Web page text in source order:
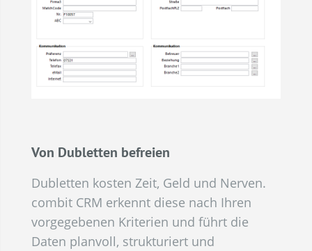
Von Dubletten befreien
Dubletten kosten Zeit, Geld und Nerven.
combit CRM erkennt diese nach Ihren
vorgegebenen Kriterien und führt die
Daten planvoll, strukturiert und